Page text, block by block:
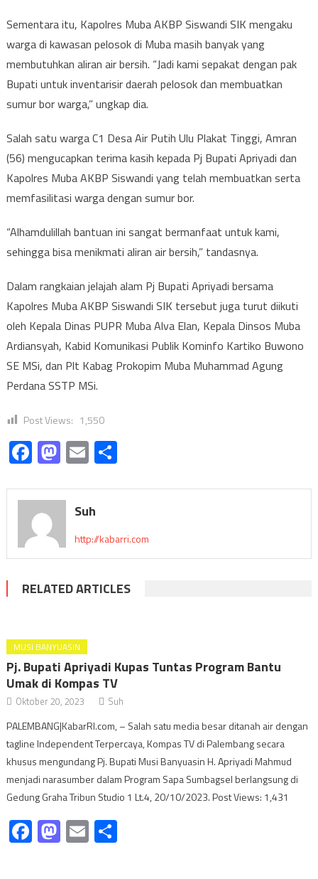
Sementara itu, Kapolres Muba AKBP Siswandi SIK mengaku
warga di kawasan pelosok di Muba masih banyak yang
membutuhkan aliran air bersih. “Jadi kami sepakat dengan pak
Bupati untuk inventarisir daerah pelosok dan membuatkan
sumur bor warga,” ungkap dia.
Salah satu warga C1 Desa Air Putih Ulu Plakat Tinggi, Amran
(56) mengucapkan terima kasih kepada Pj Bupati Apriyadi dan
Kapolres Muba AKBP Siswandi yang telah membuatkan serta
memfasilitasi warga dengan sumur bor.
“Alhamdulillah bantuan ini sangat bermanfaat untuk kami,
sehingga bisa menikmati aliran air bersih,” tandasnya.
Dalam rangkaian jelajah alam Pj Bupati Apriyadi bersama
Kapolres Muba AKBP Siswandi SIK tersebut juga turut diikuti
oleh Kepala Dinas PUPR Muba Alva Elan, Kepala Dinsos Muba
Ardiansyah, Kabid Komunikasi Publik Kominfo Kartiko Buwono
SE MSi, dan Plt Kabag Prokopim Muba Muhammad Agung
Perdana SSTP MSi.
Post Views: 1,550
Facebook
Mastodon
EmailShare
Suh
http://kabarri.com
RELATED ARTICLES
MUSI BANYUASIN
Pj. Bupati Apriyadi Kupas Tuntas Program Bantu
Umak di Kompas TV
Oktober 20, 2023 Suh
PALEMBANG|KabarRI.com, – Salah satu media besar ditanah air dengan
tagline Independent Terpercaya, Kompas TV di Palembang secara
khusus mengundang Pj. Bupati Musi Banyuasin H. Apriyadi Mahmud
menjadi narasumber dalam Program Sapa Sumbagsel berlangsung di
Gedung Graha Tribun Studio 1 Lt.4, 20/10/2023. Post Views: 1,431
Facebook
Mastodon
Email